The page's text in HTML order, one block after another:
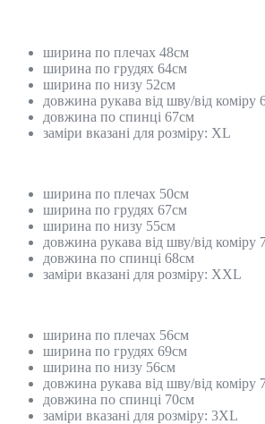
ширина по плечах 48см
ширина по грудях 64см
ширина по низу 52см
довжина рукава від шву/від коміру
довжина по спинці 67см
заміри вказані для розміру: ХL
ширина по плечах 50см
ширина по грудях 67см
ширина по низу 55см
довжина рукава від шву/від коміру
довжина по спинці 68см
заміри вказані для розміру: XXL
ширина по плечах 56см
ширина по грудях 69см
ширина по низу 56см
довжина рукава від шву/від коміру
довжина по спинці 70см
заміри вказані для розміру: 3XL